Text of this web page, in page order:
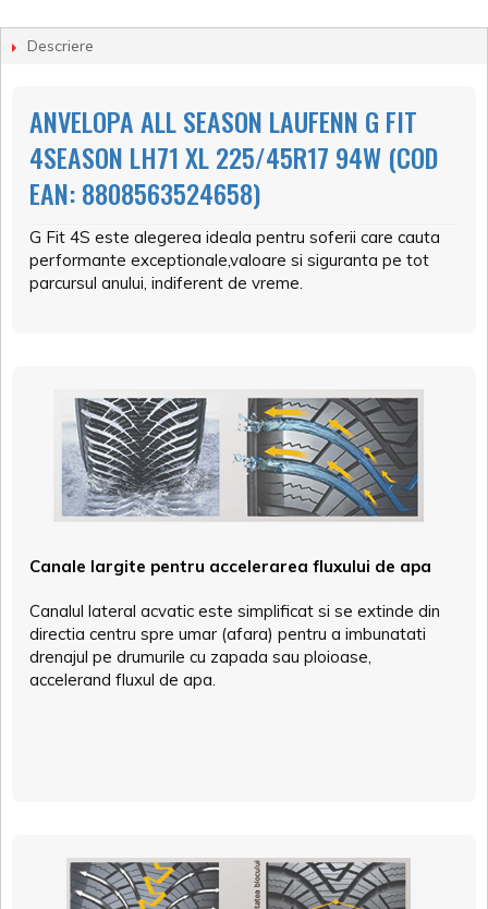
Descriere
ANVELOPA ALL SEASON LAUFENN G FIT
4SEASON LH71 XL 225/45R17 94W (COD
EAN: 8808563524658)
G Fit 4S este alegerea ideala pentru soferii care cauta
performante exceptionale,valoare si siguranta pe tot
parcursul anului, indiferent de vreme.
Canale largite pentru accelerarea fluxului de apa
Canalul lateral acvatic este simplificat si se extinde din
directia centru spre umar (afara) pentru a imbunatati
drenajul pe drumurile cu zapada sau ploioase,
accelerand fluxul de apa.